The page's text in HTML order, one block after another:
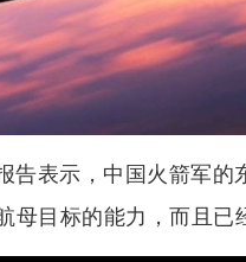
告表示，中国火箭军
目标的能力，而且已